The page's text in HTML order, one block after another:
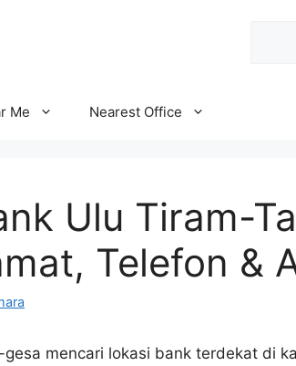
Me Nearest Office
Ulu Tiram-
Telefon &
mencari lokasi bank terdekat di